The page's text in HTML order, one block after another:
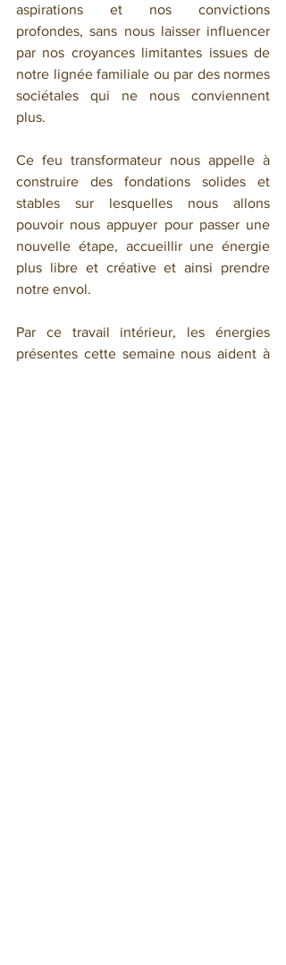
aspirations et nos convictions
profondes, sans nous laisser influencer
par nos croyances limitantes issues de
notre lignée familiale ou par des normes
sociétales qui ne nous conviennent
plus.
Ce feu transformateur nous appelle à
construire des fondations solides et
stables sur lesquelles nous allons
pouvoir nous appuyer pour passer une
nouvelle étape, accueillir une énergie
plus libre et créative et ainsi prendre
notre envol.
Par ce travail intérieur, les énergies
présentes cette semaine nous aident à